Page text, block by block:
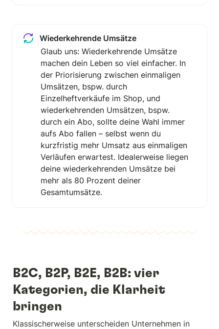
Wiederkehrende Umsätze
Glaub uns: Wiederkehrende Umsätze
machen dein Leben so viel einfacher. In
der Priorisierung zwischen einmaligen
Umsätzen, bspw. durch
Einzelheftverkäufe im Shop, und
wiederkehrenden Umsätzen, bspw.
durch ein Abo, sollte deine Wahl immer
aufs Abo fallen – selbst wenn du
kurzfristig mehr Umsatz aus einmaligen
Verläufen erwartest. Idealerweise liegen
deine wiederkehrenden Umsätze bei
mehr als 80 Prozent deiner
Gesamtumsätze.
B2C, B2P, B2E, B2B: vier
Kategorien, die Klarheit
bringen
Klassischerweise unterscheiden Unternehmen in